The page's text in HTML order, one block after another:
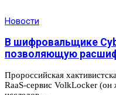
Новости
В шифровальщике
позволяющую
Пророссийская
RaaS-сервис VolkLocker